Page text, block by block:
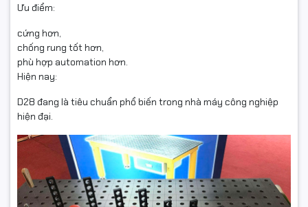
Ưu điểm:
cứng hơn,
chống rung tốt hơn,
phù hợp automation hơn.
Hiện nay:
D28 đang là tiêu chuẩn phổ biến trong nhà máy công nghiệp
hiện đại.